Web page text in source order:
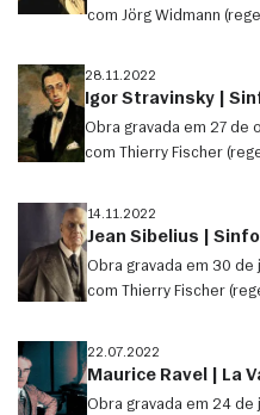
com Jörg Widmann
28.11.2022
Igor Stravinsky |
Obra gravada em 27 de
com Thierry Fischer
14.11.2022
Jean Sibelius |
Obra gravada em 30 de
com Thierry Fischer
22.07.2022
Maurice Ravel | La
Obra gravada em 24 de